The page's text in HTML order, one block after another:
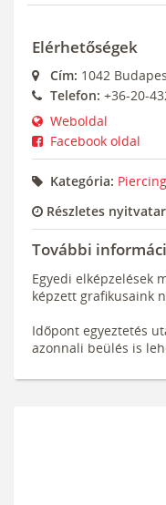
Elérhetőségek
Cím: 1042
Telefon: +36-20-
Weboldal
Facebook oldal
Kategória: Piercing
Részletes
További
Egyedi elképzelések
képzett grafikusaink
Időpont egyeztetés
azonnali beülés is